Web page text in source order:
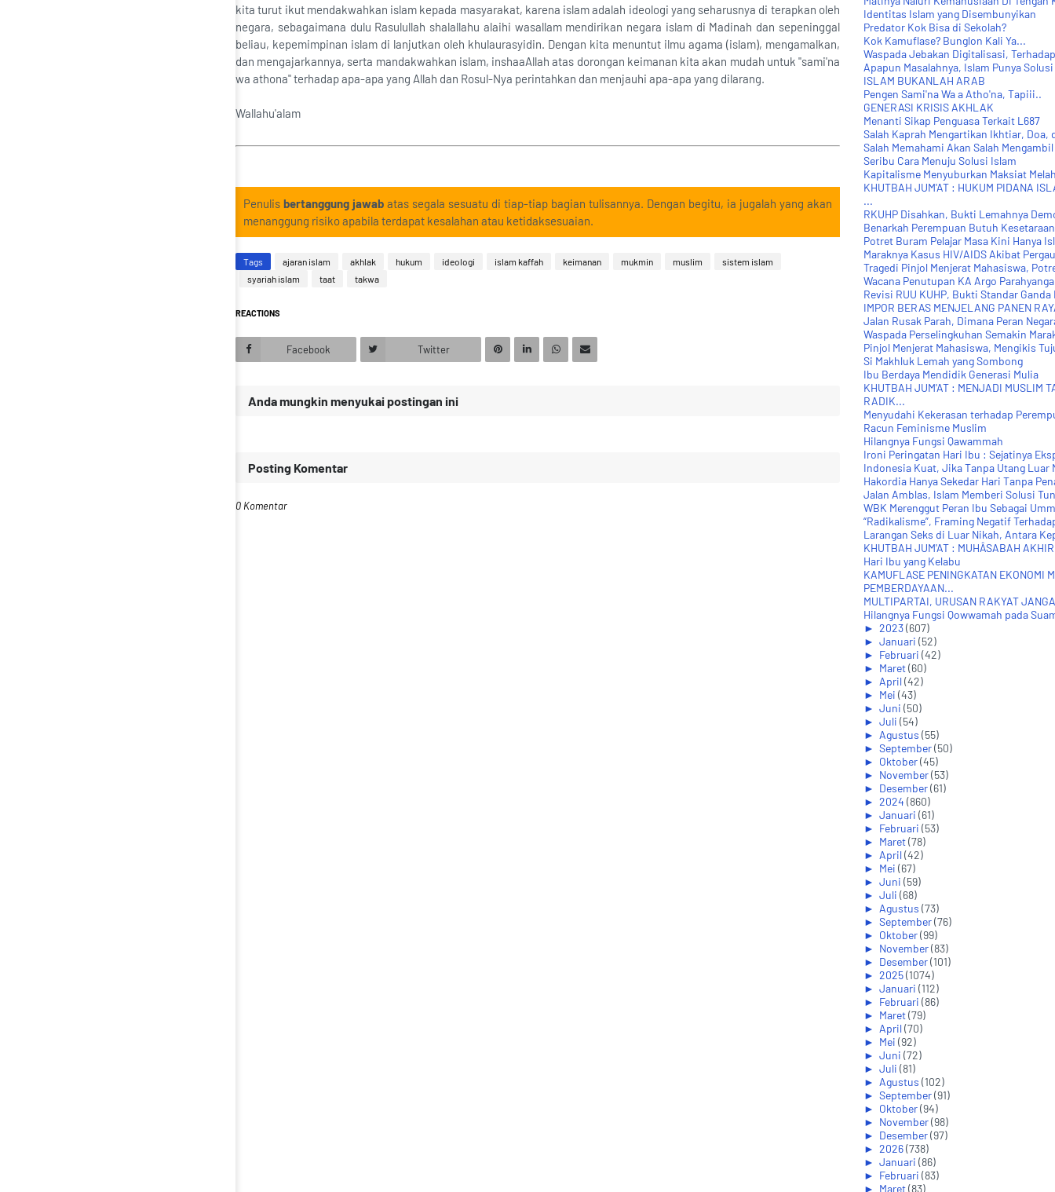
kita turut ikut mendakwahkan islam kepada masyarakat, karena islam adalah ideologi yang seharusnya di terapkan oleh
negara, sebagaimana dulu Rasulullah shalallahu alaihi wasallam mendirikan negara islam di Madinah dan sepeninggal
beliau, kepemimpinan islam di lanjutkan oleh khulaurasyidin. Dengan kita menuntut ilmu agama (islam), mengamalkan,
dan mengajarkannya, serta mandakwahkan islam, inshaaAllah atas dorongan keimanan kita akan mudah untuk "sami'na
wa athona" terhadap apa-apa yang Allah dan Rosul-Nya perintahkan dan menjauhi apa-apa yang dilarang.
Wallahu'alam
Penulis bertanggung jawab atas segala sesuatu di tiap-tiap bagian tulisannya. Dengan begitu, ia jugalah yang akan
menanggung risiko apabila terdapat kesalahan atau ketidaksesuaian.
Tags ajaran islam akhlak hukum ideologi islam kaffah keimanan mukmin muslim
sistem islam
syariah islam
taat takwa
REACTIONS
Facebook Twitter
Anda mungkin menyukai postingan ini
Posting Komentar
0 Komentar
Identitas Islam yang Disembunyikan
Predator Kok Bisa di Sekolah?
Kok Kamuflase? Bunglon Kali Ya...
Waspada Jebakan Digitalisasi,
Apapun Masalahnya, Islam Punya Solusi
ISLAM BUKANLAH ARAB
Pengen Sami'na Wa a Atho'na, Tapiii..
GENERASI KRISIS AKHLAK
Menanti Sikap Penguasa Terkait L687
Salah Kaprah Mengartikan Ikhtiar, Doa,
Salah Memahami Akan Salah
Seribu Cara Menuju Solusi Islam
Kapitalisme Menyuburkan Maksiat
KHUTBAH JUM'AT : HUKUM PIDANA
...
RKUHP Disahkan, Bukti Lemahnya
Benarkah Perempuan Butuh
Potret Buram Pelajar Masa Kini Hanya
Maraknya Kasus HIV/AIDS Akibat
Tragedi Pinjol Menjerat Mahasiswa,
Wacana Penutupan KA Argo
Revisi RUU KUHP, Bukti Standar
IMPOR BERAS MENJELANG PANEN
Jalan Rusak Parah, Dimana Peran
Waspada Perselingkuhan Semakin
Pinjol Menjerat Mahasiswa, Mengikis
Si Makhluk Lemah yang Sombong
Ibu Berdaya Mendidik Generasi Mulia
KHUTBAH JUM'AT : MENJADI MUSLIM
RADIK...
Menyudahi Kekerasan terhadap
Racun Feminisme Muslim
Hilangnya Fungsi Qawammah
Ironi Peringatan Hari Ibu : Sejatinya
Indonesia Kuat, Jika Tanpa Utang Luar
Hakordia Hanya Sekedar Hari Tanpa
Jalan Amblas, Islam Memberi Solusi
WBK Merenggut Peran Ibu Sebagai
“Radikalisme”, Framing Negatif
Larangan Seks di Luar Nikah, Antara
KHUTBAH JUM'AT : MUHÂSABAH
Hari Ibu yang Kelabu
KAMUFLASE PENINGKATAN EKONOMI
PEMBERDAYAAN...
MULTIPARTAI, URUSAN RAKYAT
Hilangnya Fungsi Qowwamah pada
► 2023(607)
► Januari (52)
► Februari (42)
► Maret(60)
► April(42)
► Mei (43)
► Juni (50)
► Juli (54)
► Agustus (55)
► September(50)
► Oktober(45)
► November(53)
► Desember(61)
► 2024 (860)
► Januari (61)
► Februari (53)
► Maret(78)
► April(42)
► Mei (67)
► Juni (59)
► Juli (68)
► Agustus (73)
► September(76)
► Oktober(99)
► November(83)
► Desember(101)
► 2025(1074)
► Januari (112)
► Februari (86)
► Maret(79)
► April(70)
► Mei (92)
► Juni (72)
► Juli (81)
► Agustus (102)
► September(91)
► Oktober(94)
► November(98)
► Desember(97)
► 2026(738)
► Januari (86)
► Februari (83)
► Maret(83)